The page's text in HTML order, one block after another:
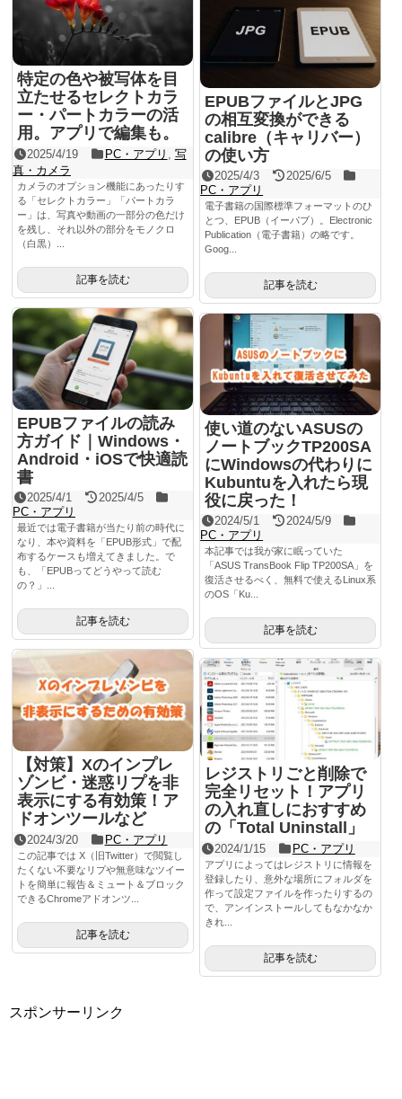
特定の色や被写体を目
立たせるセレクトカラ
ー・パートカラーの活
用。アプリで編集も。
2025/4/19 PC・アプリ
写
真・カメラ
カメラのオプション機能にあったりす
る「セレクトカラー」「パートカラ
ー」は、写真や動画の一部分の色だけ
を残し、それ以外の部分をモノクロ
（白黒）...
記事を読む
EPUBファイルとJPG
の相互変換ができる
calibre（キャリバー）
の使い方
2025/4/3
2025/6/5
PC・アプリ
電子書籍の国際標準フォーマットのひ
とつ、EPUB（イーパブ）。Electronic
Publication（電子書籍）の略です。
Goog...
記事を読む
EPUBファイルの読み
方ガイド｜Windows・
Android・iOSで快適読
書
2025/4/1
2025/4/5
PC・アプリ
最近では電子書籍が当たり前の時代に
なり、本や資料を「EPUB形式」で配
布するケースも増えてきました。で
も、「EPUBってどうやって読む
の？」...
記事を読む
使い道のないASUSの
ノートブックTP200SA
にWindowsの代わりに
Kubuntuを入れたら現
役に戻った！
2024/5/1
2024/5/9
PC・アプリ
本記事では我が家に眠っていた
「ASUS TransBook Flip TP200SA」を
復活させるべく、無料で使えるLinux系
のOS「Ku...
記事を読む
【対策】Xのインプレ
ゾンビ・迷惑リプを非
表示にする有効策！ア
ドオンツールなど
2024/3/20 PC・アプリ
この記事では X（旧Twitter）で閲覧し
たくない不要なリプや無意味なツイー
トを簡単に報告＆ミュート＆ブロック
できるChromeアドオンツ...
記事を読む
レジストリごと削除で
完全リセット！アプリ
の入れ直しにおすすめ
の「Total Uninstall」
2024/1/15 PC・アプリ
アプリによってはレジストリに情報を
登録したり、意外な場所にフォルダを
作って設定ファイルを作ったりするの
で、アンインストールしてもなかなか
きれ...
記事を読む
スポンサーリンク